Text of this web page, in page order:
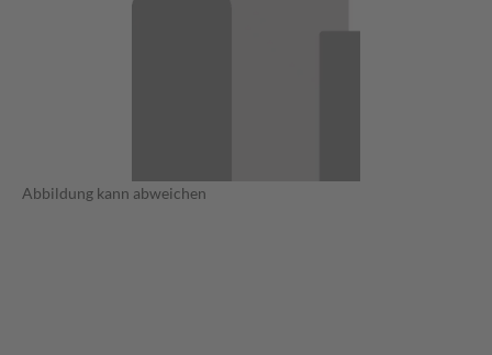
Abbildung kann abweichen